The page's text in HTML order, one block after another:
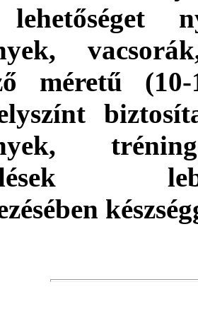
lehetőséget
, vacsorák
méretű
t
,